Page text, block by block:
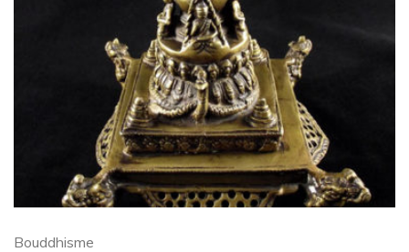
Bouddhisme